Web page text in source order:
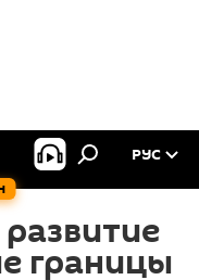
РУС
границы